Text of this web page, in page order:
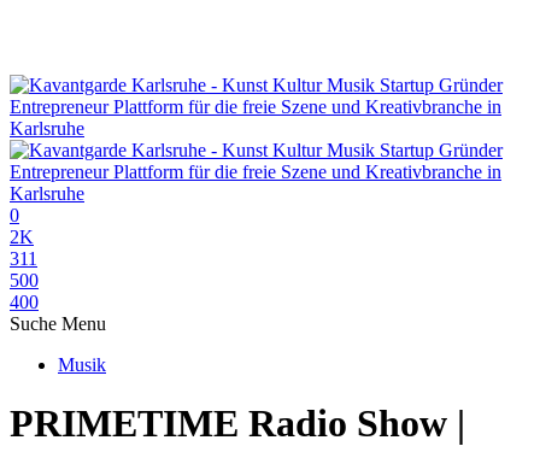
0
2K
311
500
400
Suche Menu
Musik
PRIMETIME Radio Show |